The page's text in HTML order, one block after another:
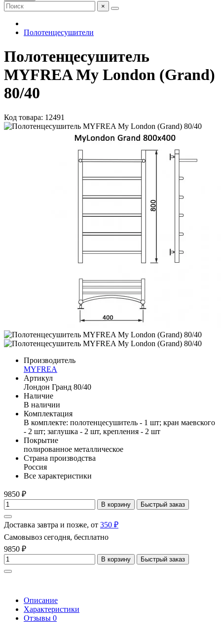
×
Полотенцесушители
Полотенцесушитель
MYFREA My London (Grand)
80/40
Код товара: 12491
Производитель
MYFREA
Артикул
Лондон Гранд 80/40
Наличие
В наличии
Комплектация
В комплекте: полотенцесушитель - 1 шт; кран маевского
- 2 шт; заглушка - 2 шт, крепления - 2 шт
Покрытие
полированное металлическое
Страна производства
Россия
Все характеристики
9850 ₽
В корзину Быстрый заказ
Доставка завтра и позже, от 350 ₽
Самовывоз сегодня, бесплатно
9850 ₽
В корзину Быстрый заказ
Описание
Характеристики
Отзывы 0